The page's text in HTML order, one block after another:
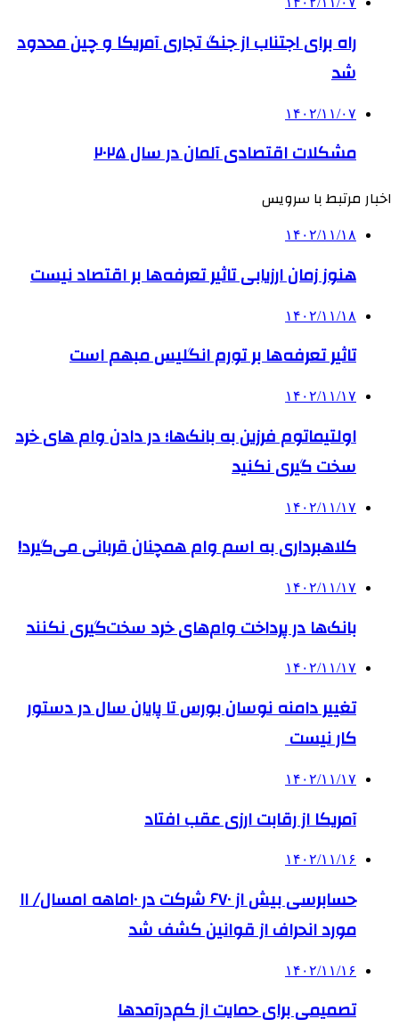
راه برای اجتناب از جنگ تجاری آمریکا و چین محدود
شد
۱۴۰۲/۱۱/۰۷
مشکلات اقتصادی آلمان در سال ۲۰۲۵
اخبار مرتبط با سرویس
۱۴۰۲/۱۱/۱۸
هنوز زمان ارزیابی تاثیر تعرفه‌ها بر اقتصاد نیست
۱۴۰۲/۱۱/۱۸
تاثیر تعرفه‎‌ها بر تورم انگلیس مبهم است
۱۴۰۲/۱۱/۱۷
اولتیماتوم فرزین به بانک‌ها؛ در دادن وام های خرد
سخت گیری نکنید
۱۴۰۲/۱۱/۱۷
کلاهبرداری به اسم وام‌ همچنان قربانی می‌گیرد!
۱۴۰۲/۱۱/۱۷
بانک‌ها در پرداخت وام‌های خرد سخت‌گیری نکنند
۱۴۰۲/۱۱/۱۷
تغییر دامنه نوسان بورس تا پایان سال در دستور
کار نیست
۱۴۰۲/۱۱/۱۷
آمریکا از رقابت ارزی عقب افتاد
۱۴۰۲/۱۱/۱۶
حسابرسی بیش از ۶۷۰ شرکت در ۱۰ماهه امسال/ ۱۱
مورد انحراف از قوانین کشف شد
۱۴۰۲/۱۱/۱۶
تصمیمی برای حمایت از کم‌درآمدها